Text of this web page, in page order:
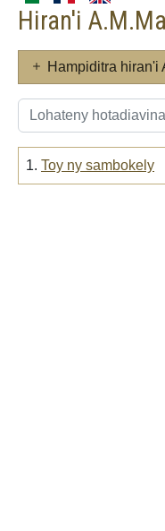
Hiran'i
Hampiditra hiran'i
1. Toy ny sambokely